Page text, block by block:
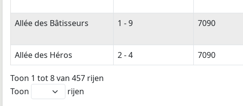
Allée des Bâtisseurs 1 - 9 7090
Allée des Héros 2 - 4 7090
Toon 1 tot 8 van 457 rijen
Toon
rijen